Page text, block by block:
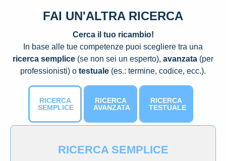
FAI UN'ALTRA RICERCA
Cerca il tuo ricambio!
In base alle tue competenze puoi scegliere tra una
ricerca semplice (se non sei un esperto), avanzata (per
professionisti) o testuale (es.: termine, codice, ecc.).
RICERCA
SEMPLICE
RICERCA
AVANZATA
RICERCA
TESTUALE
RICERCA SEMPLICE